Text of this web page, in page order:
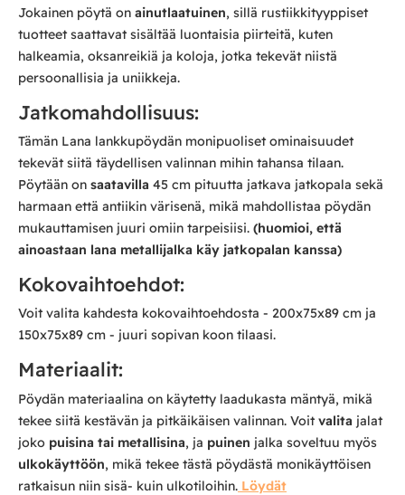
Jokainen pöytä on ainutlaatuinen, sillä rustiikkityyppiset
tuotteet saattavat sisältää luontaisia piirteitä, kuten
halkeamia, oksanreikiä ja koloja, jotka tekevät niistä
persoonallisia ja uniikkeja.
Jatkomahdollisuus:
Tämän Lana lankkupöydän monipuoliset ominaisuudet
tekevät siitä täydellisen valinnan mihin tahansa tilaan.
Pöytään on saatavilla 45 cm pituutta jatkava jatkopala sekä
harmaan että antiikin värisenä, mikä mahdollistaa pöydän
mukauttamisen juuri omiin tarpeisiisi. (huomioi, että
ainoastaan lana metallijalka käy jatkopalan kanssa)
Kokovaihtoehdot:
Voit valita kahdesta kokovaihtoehdosta - 200x75x89 cm ja
150x75x89 cm - juuri sopivan koon tilaasi.
Materiaalit:
Pöydän materiaalina on käytetty laadukasta mäntyä, mikä
tekee siitä kestävän ja pitkäikäisen valinnan. Voitvalita jalat
joko puisina tai metallisina, ja puinen jalka soveltuu myös
ulkokäyttöön, mikä tekee tästä pöydästä monikäyttöisen
ratkaisun niin sisä- kuin ulkotiloihin. Löydät